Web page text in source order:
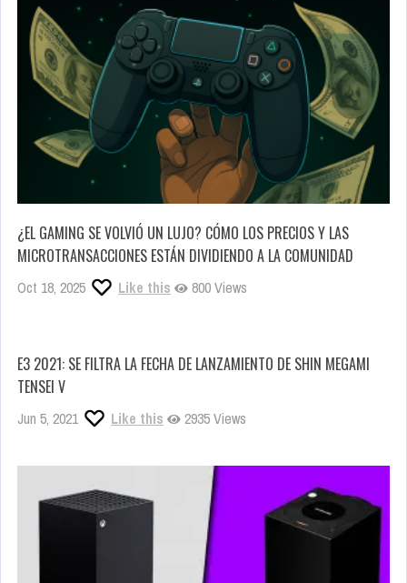
¿EL GAMING SE VOLVIÓ UN LUJO? CÓMO LOS PRECIOS Y LAS
MICROTRANSACCIONES ESTÁN DIVIDIENDO A LA COMUNIDAD
Oct 18, 2025 Like this 800 Views
E3 2021: SE FILTRA LA FECHA DE LANZAMIENTO DE SHIN MEGAMI
TENSEI V
Jun 5, 2021 Like this 2935 Views